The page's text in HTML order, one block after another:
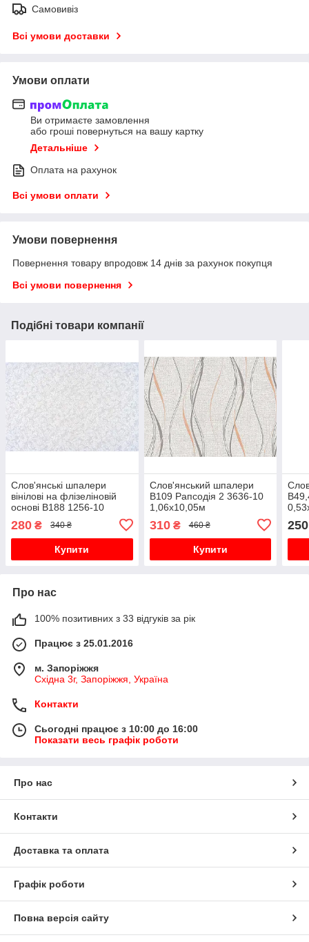
Самовивіз
Всі умови доставки
Умови оплати
Ви отримаєте замовлення
або гроші повернуться на вашу картку
Детальніше
Оплата на рахунок
Всі умови оплати
Умови повернення
Повернення товару впродовж 14 днів за рахунок покупця
Всі умови повернення
Подібні товари компанії
Слов'янські шпалери
вінілові на флізеліновій
основі В188 1256-10
280 ₴ 340 ₴
Купити
Слов'янський шпалери
В109 Рапсодія 2 3636-10
1,06х10,05м
310₴ 460 ₴
Купити
250
Про нас
100% позитивних з 33 відгуків за рік
Працює з 25.01.2016
м. Запоріжжя
Східна 3г, Запоріжжя, Україна
Контакти
Сьогодні працює з 10:00 до 16:00
Показати весь графік роботи
Про нас
Контакти
Доставка та оплата
Графік роботи
Повна версія сайту